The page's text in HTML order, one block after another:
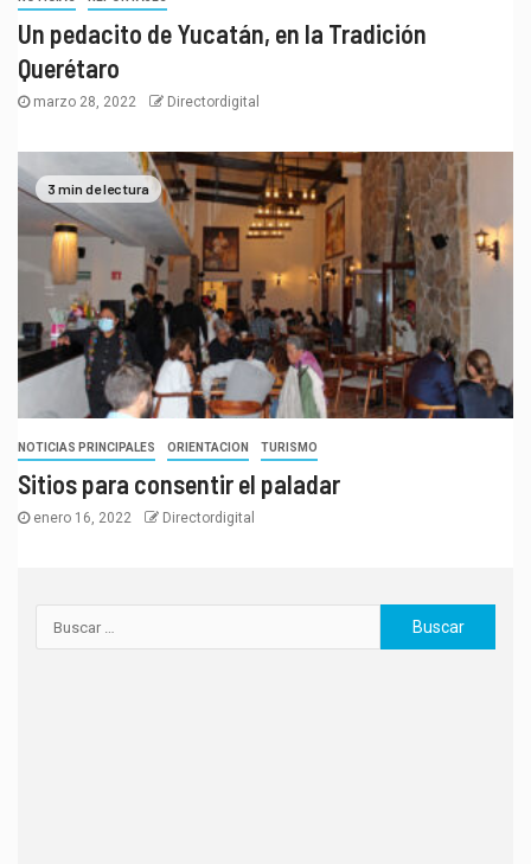
Un pedacito de Yucatán, en la Tradición
Querétaro
marzo 28, 2022 Directordigital
3 min de lectura
NOTICIAS PRINCIPALES ORIENTACION TURISMO
Sitios para consentir el paladar
enero 16, 2022 Directordigital